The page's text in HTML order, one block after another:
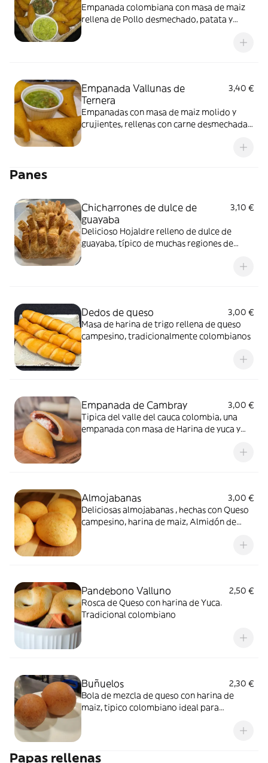
Empanada colombiana con masa de maiz
rellena de Pollo desmechado, patata y
Empanada Vallunas de
Ternera
3,40 €
Empanadas con masa de maiz molido y
crujientes, rellenas con carne desmechada,
Panes
Chicharrones de dulce de
guayaba
3,10 €
Delicioso Hojaldre relleno de dulce de
guayaba, típico de muchas regiones de
Dedos de queso
3,00 €
Masa de harina de trigo rellena de queso
campesino, tradicionalmente colombianos
Empanada de Cambray
3,00 €
Tipica del valle del cauca colombia, una
empanada con masa de Harina de yuca y
Almojabanas
3,00 €
Deliciosas almojabanas , hechas con Queso
campesino, harina de maiz, Almidón de
Pandebono Valluno
2,50 €
Rosca de Queso con harina de Yuca.
Tradicional colombiano
Buñuelos
2,30 €
Bola de mezcla de queso con harina de
maiz, tipico colombiano ideal para
Papas rellenas